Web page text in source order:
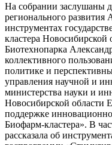
На собрании заслушаны
регионального развития
инструментах
кластера Новосибирской
Биотехнопарка
коллективного
политике и
управления научной и
министерства науки и
Новосибирской области
поддержке
Биофарм-кластера». В
рассказала об